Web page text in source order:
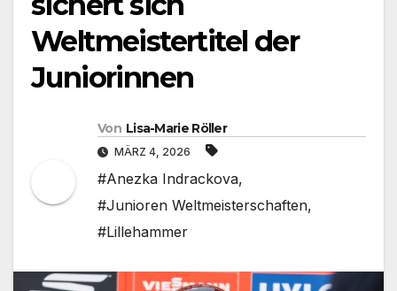
Weltmeistertitel der
Juniorinnen
Von Lisa-Marie Röller
MÄRZ 4, 2026
#Anezka Indrackova,
#Junioren Weltmeisterschaften,
#Lillehammer